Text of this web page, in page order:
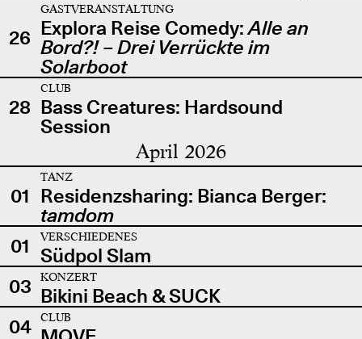
26
GASTVERANSTALTUNG
Explora Reise Comedy:Alle an
Bord?! – Drei Verrückte im
Solarboot
28
CLUB
Bass Creatures: Hardsound
Session
April 2026
01
TANZ
Residenzsharing: Bianca Berger:
tamdom
01
VERSCHIEDENES
Südpol Slam
03
KONZERT
Bikini Beach & SUCK
04
CLUB